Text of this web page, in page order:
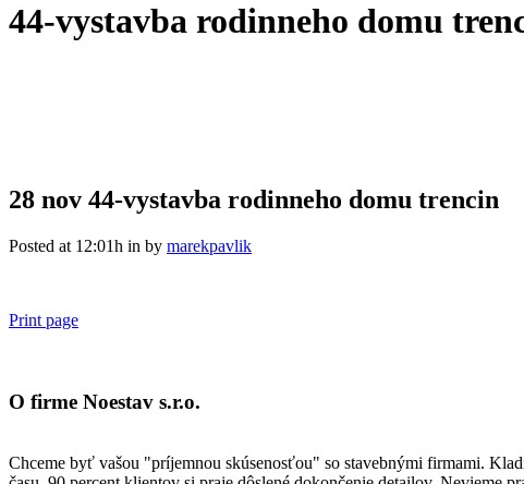
44-vystavba rodinneho domu
28 nov 44-vystavba rodinneho domu trencin
Posted at 12:01h in by marekpavlik
Print page
O firme Noestav s.r.o.
Chceme byť vašou "príjemnou skúsenosťou" so stavebnými firmami.